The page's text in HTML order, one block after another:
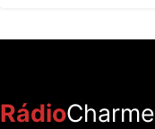
RádioCharme